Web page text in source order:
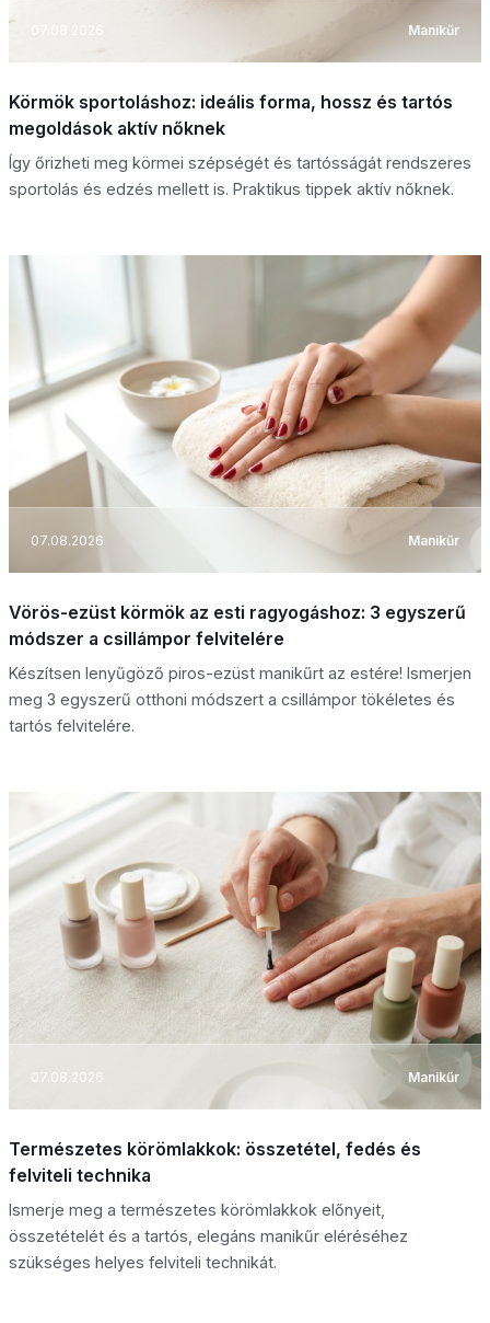
07.08.2026 Manikűr
Körmök sportoláshoz: ideális forma, hossz és tartós
megoldások aktív nőknek
Így őrizheti meg körmei szépségét és tartósságát rendszeres
sportolás és edzés mellett is. Praktikus tippek aktív nőknek.
07.08.2026 Manikűr
Vörös-ezüst körmök az esti ragyogáshoz: 3 egyszerű
módszer a csillámpor felvitelére
Készítsen lenyűgöző piros-ezüst manikűrt az estére! Ismerjen
meg 3 egyszerű otthoni módszert a csillámpor tökéletes és
tartós felvitelére.
07.08.2026 Manikűr
Természetes körömlakkok: összetétel, fedés és
felviteli technika
Ismerje meg a természetes körömlakkok előnyeit,
összetételét és a tartós, elegáns manikűr eléréséhez
szükséges helyes felviteli technikát.